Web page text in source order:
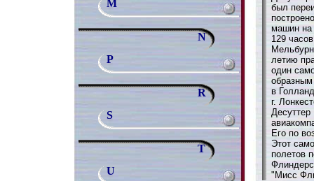
M
N
P
R
S
T
U
был
машин на
129
летию
один
в
г.
Десуттер
Его по
Этот
полетов
"Мисс